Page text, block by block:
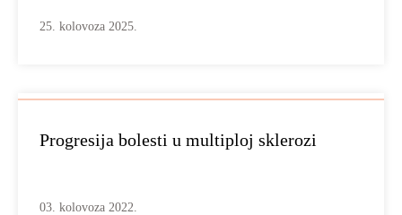
25. kolovoza 2025.
Progresija bolesti u multiploj sklerozi
03. kolovoza 2022.